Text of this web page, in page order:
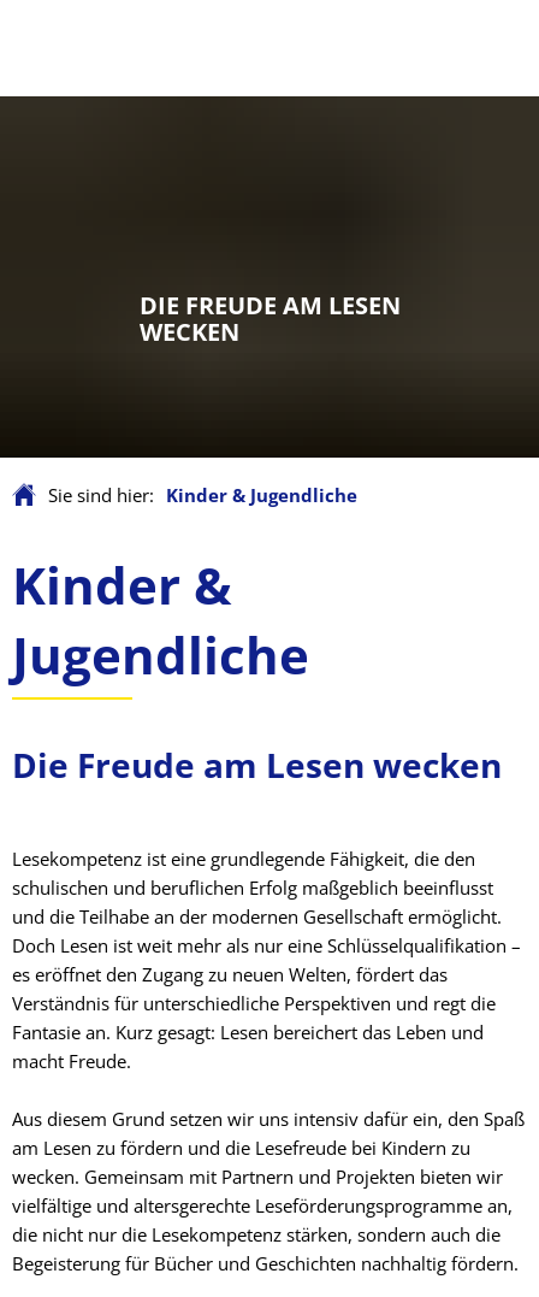
DIE FREUDE AM LESEN
WECKEN
Sie sind hier: Kinder & Jugendliche
Kinder
&
Kinder &
Jugendliche
Die Freude am Lesen wecken
Lesekompetenz ist eine grundlegende Fähigkeit, die den
schulischen und beruflichen Erfolg maßgeblich beeinflusst
und die Teilhabe an der modernen Gesellschaft ermöglicht.
Doch Lesen ist weit mehr als nur eine Schlüsselqualifikation –
es eröffnet den Zugang zu neuen Welten, fördert das
Verständnis für unterschiedliche Perspektiven und regt die
Fantasie an. Kurz gesagt: Lesen bereichert das Leben und
macht Freude.
Aus diesem Grund setzen wir uns intensiv dafür ein, den Spaß
am Lesen zu fördern und die Lesefreude bei Kindern zu
wecken. Gemeinsam mit Partnern und Projekten bieten wir
vielfältige und altersgerechte Leseförderungsprogramme an,
die nicht nur die Lesekompetenz stärken, sondern auch die
Begeisterung für Bücher und Geschichten nachhaltig fördern.